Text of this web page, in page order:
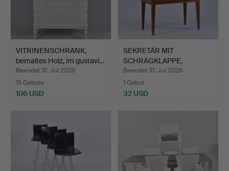
VITRINENSCHRANK,
bemaltes Holz, im gustavi…
Beendet 31. Jul 2026
15 Gebote
106 USD
SEKRETÄR MIT
SCHRÄGKLAPPE,
Mahagoni mit Me…
Beendet 31. Jul 2026
1 Gebot
32 USD